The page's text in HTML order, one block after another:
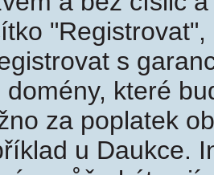
s
domény, které
za poplatek
u Daukce.